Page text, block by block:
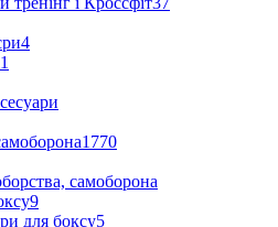
4
1770
самоборона
9
для боксу5